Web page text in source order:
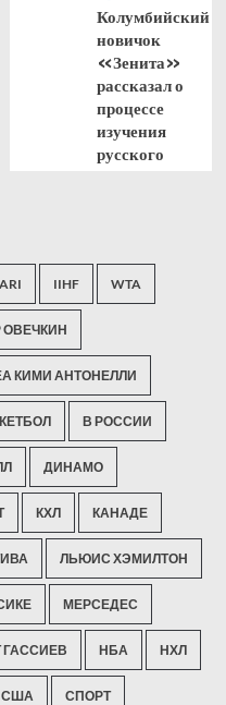
Колумбийский
новичок
«Зенита»
рассказал о
процессе
изучения
русского
IIHF WTA
КИМИ АНТОНЕЛЛИ
В РОССИИ
ДИНАМО
КХЛ КАНАДЕ
ЛЬЮИС ХЭМИЛТОН
МЕРСЕДЕС
ГАССИЕВ НБА НХЛ
США СПОРТ